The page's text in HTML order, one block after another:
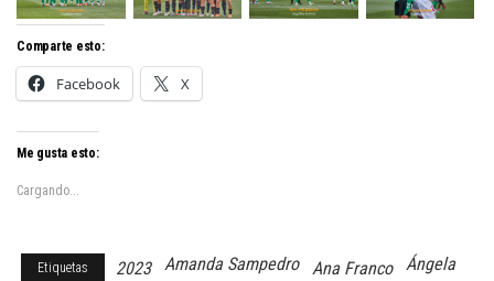
Comparte esto:
Facebook X
Me gusta esto:
Cargando...
Etiquetas 2023 Amanda Sampedro Ana Franco
Ángela